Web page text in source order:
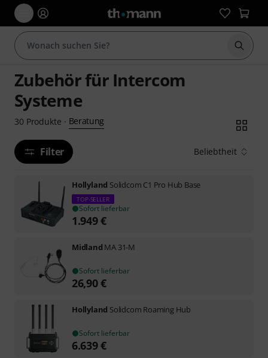
Suche
Zubehör für Intercom
Systeme
30 Produkte · Beratung
Filter Beliebtheit
Hollyland Solidcom C1 Pro Hub Base
TOP-SELLER
Sofort lieferbar
1.949€
Midland MA 31-M
Sofort lieferbar
26,90€
Hollyland Solidcom Roaming Hub
Sofort lieferbar
6.639€